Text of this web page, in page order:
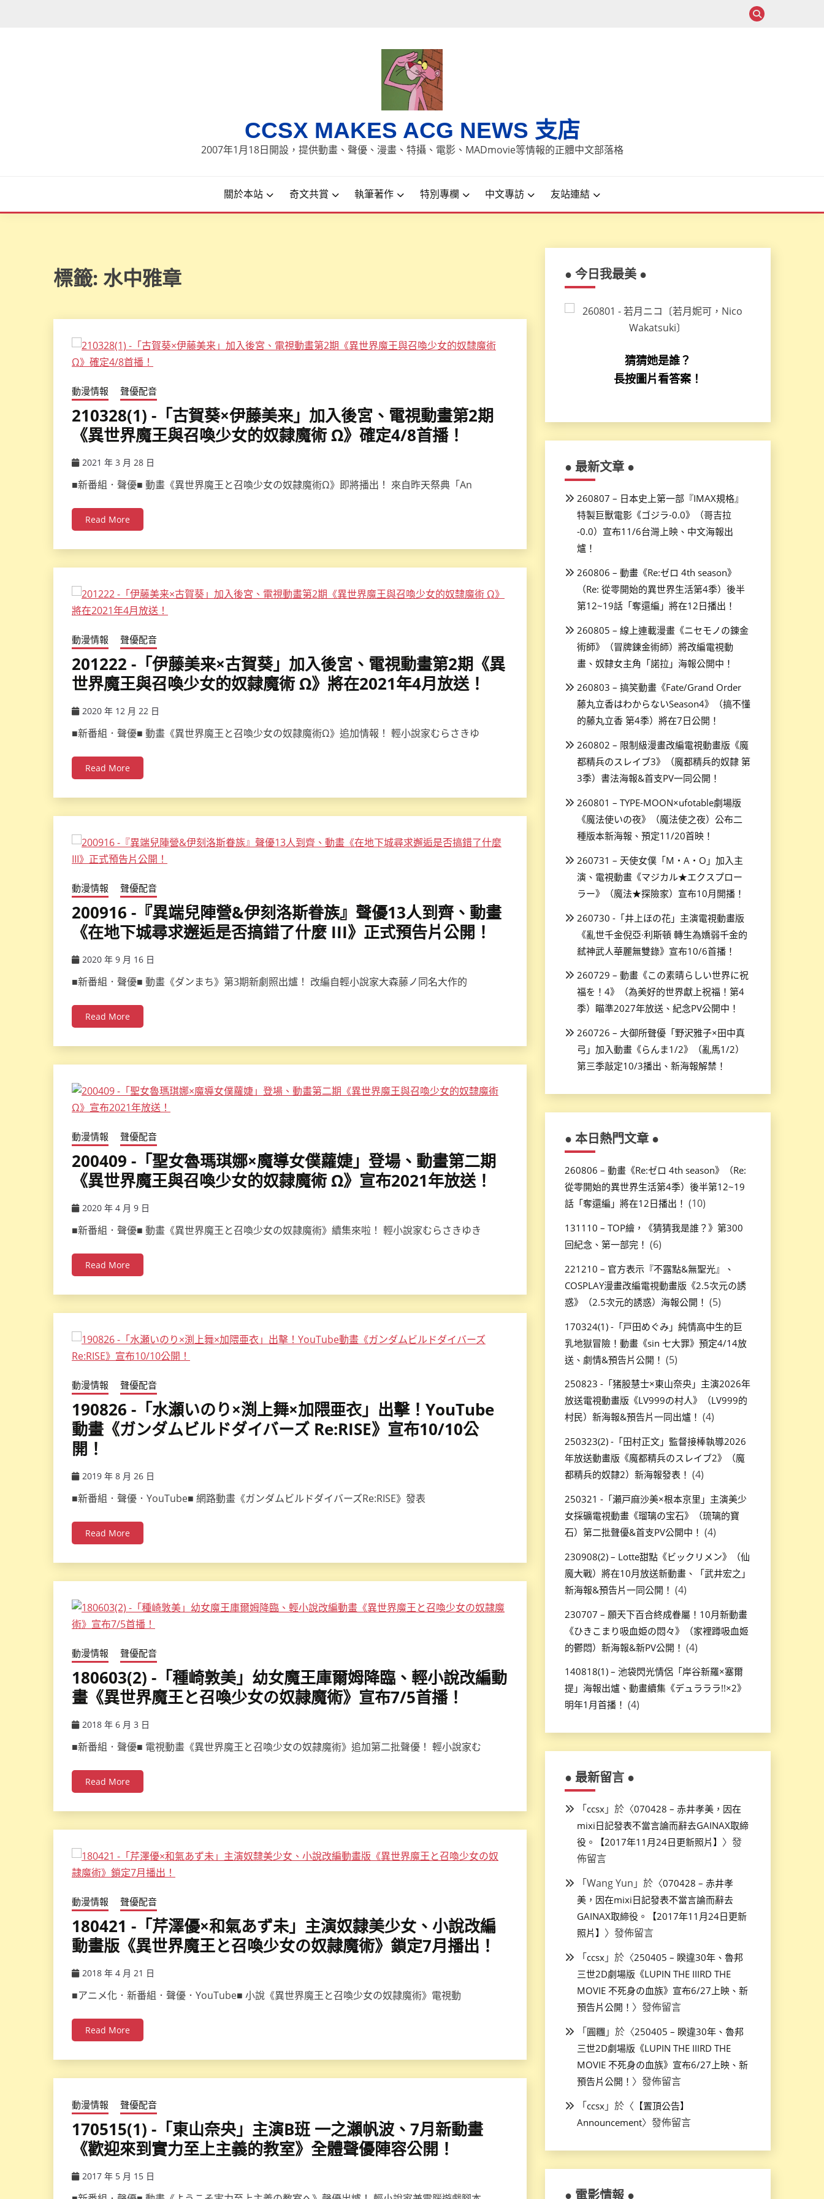
CCSX MAKES ACG NEWS 支店
2007年1月18日開設，提供動畫、聲優、漫畫、特攝、電影、MADmovie等情報的正體中文部落格
關於本站 奇文共賞 執筆著作 特別專欄 中文專訪 友站連結
標籤: 水中雅章
動漫情報 聲優配音
210328(1) -「古賀葵×伊藤美来」加入後宮、電視動畫第2期
《異世界魔王與召喚少女的奴隸魔術 Ω》確定4/8首播！
2021 年 3 月 28 日
■新番組．聲優■ 動畫《異世界魔王と召喚少女の奴隷魔術Ω》即將播出！ 來自昨天祭典「An
Read More
動漫情報 聲優配音
201222 -「伊藤美来×古賀葵」加入後宮、電視動畫第2期《異
世界魔王與召喚少女的奴隸魔術 Ω》將在2021年4月放送！
2020 年 12 月 22 日
■新番組．聲優■ 動畫《異世界魔王と召喚少女の奴隷魔術Ω》追加情報！ 輕小說家むらさきゆ
Read More
動漫情報 聲優配音
200916 -『異端兒陣營&伊刻洛斯眷族』聲優13人到齊、動畫
《在地下城尋求邂逅是否搞錯了什麼 III》正式預告片公開！
2020 年 9 月 16 日
■新番組．聲優■ 動畫《ダンまち》第3期新劇照出爐！ 改編自輕小說家大森藤ノ同名大作的
Read More
動漫情報 聲優配音
200409 -「聖女魯瑪琪娜×魔導女僕蘿婕」登場、動畫第二期
《異世界魔王與召喚少女的奴隸魔術 Ω》宣布2021年放送！
2020 年 4 月 9 日
■新番組．聲優■ 動畫《異世界魔王と召喚少女の奴隷魔術》續集來啦！ 輕小說家むらさきゆき
Read More
動漫情報 聲優配音
190826 -「水瀬いのり×渕上舞×加隈亜衣」出擊！YouTube
動畫《ガンダムビルドダイバーズ Re:RISE》宣布10/10公
開！
2019 年 8 月 26 日
■新番組．聲優．YouTube■ 網路動畫《ガンダムビルドダイバーズRe:RISE》發表
Read More
動漫情報 聲優配音
180603(2) -「種崎敦美」幼女魔王庫爾姆降臨、輕小說改編動
畫《異世界魔王と召喚少女の奴隷魔術》宣布7/5首播！
2018 年 6 月 3 日
■新番組．聲優■ 電視動畫《異世界魔王と召喚少女の奴隷魔術》追加第二批聲優！ 輕小說家む
Read More
動漫情報 聲優配音
180421 -「芹澤優×和氣あず未」主演奴隸美少女、小說改編
動畫版《異世界魔王と召喚少女の奴隷魔術》鎖定7月播出！
2018 年 4 月 21 日
■アニメ化．新番組．聲優．YouTube■ 小說《異世界魔王と召喚少女の奴隷魔術》電視動
Read More
動漫情報 聲優配音
170515(1) -「東山奈央」主演B班 一之瀨帆波、7月新動畫
《歡迎來到實力至上主義的教室》全體聲優陣容公開！
2017 年 5 月 15 日
● 今日我最美 ●
猜猜她是誰？
長按圖片看答案！
● 最新文章 ●
260807 – 日本史上第一部『IMAX規格』
特製巨獸電影《ゴジラ-0.0》（哥吉拉
-0.0）宣布11/6台灣上映、中文海報出
爐！
260806 – 動畫《Re:ゼロ 4th season》
（Re: 從零開始的異世界生活第4季）後半
第12~19話「奪還編」將在12日播出！
260805 – 線上連載漫畫《ニセモノの錬金
術師》（冒牌鍊金術師）將改編電視動
畫、奴隸女主角「諾拉」海報公開中！
260803 – 搞笑動畫《Fate/Grand Order
藤丸立香はわからないSeason4》（搞不懂
的藤丸立香 第4季）將在7日公開！
260802 – 限制級漫畫改編電視動畫版《魔
都精兵のスレイブ3》（魔都精兵的奴隸 第
3季）書法海報&首支PV一同公開！
260801 – TYPE-MOON×ufotable劇場版
《魔法使いの夜》（魔法使之夜）公布二
種版本新海報、預定11/20首映！
260731 – 天使女僕「M・A・O」加入主
演、電視動畫《マジカル★エクスプロー
ラー》（魔法★探險家）宣布10月開播！
260730 -「井上ほの花」主演電視動畫版
《亂世千金倪亞·利斯頓 轉生為嬌弱千金的
弒神武人華麗無雙錄》宣布10/6首播！
260729 – 動畫《この素晴らしい世界に祝
福を！4》（為美好的世界獻上祝福！第4
季）瞄準2027年放送、紀念PV公開中！
260726 – 大御所聲優「野沢雅子×田中真
弓」加入動畫《らんま1/2》（亂馬1/2）
第三季敲定10/3播出、新海報解禁！
● 本日熱門文章 ●
260806 – 動畫《Re:ゼロ 4th season》（Re:
從零開始的異世界生活第4季）後半第12~19
話「奪還編」將在12日播出！ (10)
131110 – TOP繪，《猜猜我是誰？》第300
回紀念、第一部完！ (6)
221210 – 官方表示『不露點&無聖光』、
COSPLAY漫畫改編電視動畫版《2.5次元の誘
惑》（2.5次元的誘惑）海報公開！ (5)
170324(1) -「戸田めぐみ」純情高中生的巨
乳地獄冒險！動畫《sin 七大罪》預定4/14放
送、劇情&預告片公開！ (5)
250823 -「猪股慧士×東山奈央」主演2026年
放送電視動畫版《LV999の村人》（LV999的
村民）新海報&預告片一同出爐！ (4)
250323(2) -「田村正文」監督接棒執導2026
年放送動畫版《魔都精兵のスレイブ2》（魔
都精兵的奴隸2）新海報發表！ (4)
250321 -「瀬戸麻沙美×根本京里」主演美少
女採礦電視動畫《瑠璃の宝石》（琉璃的寶
石）第二批聲優&首支PV公開中！ (4)
230908(2) – Lotte甜點《ビックリメン》（仙
魔大戰）將在10月放送新動畫、「武井宏之」
新海報&預告片一同公開！ (4)
230707 – 願天下百合終成眷屬！10月新動畫
《ひきこまり吸血姫の悶々》（家裡蹲吸血姬
的鬱悶）新海報&新PV公開！ (4)
140818(1) – 池袋閃光情侶「岸谷新羅×塞爾
提」海報出爐、動畫續集《デュラララ!!×2》
明年1月首播！ (4)
● 最新留言 ●
「ccsx」於〈070428 – 赤井孝美，因在
mixi日記發表不當言論而辭去GAINAX取締
役。【2017年11月24日更新照片】 〉發
佈留言
「Wang Yun 」於〈070428 – 赤井孝
美，因在mixi日記發表不當言論而辭去
GAINAX取締役。【2017年11月24日更新
照片】 〉發佈留言
「ccsx」於〈250405 – 睽違30年、魯邦
三世2D劇場版《LUPIN THE IIIRD THE
MOVIE 不死身の血族》宣布6/27上映、新
預告片公開！ 〉發佈留言
「圓糰」於〈250405 – 睽違30年、魯邦
三世2D劇場版《LUPIN THE IIIRD THE
MOVIE 不死身の血族》宣布6/27上映、新
預告片公開！ 〉發佈留言
「ccsx」於〈 【置頂公告】
Announcement〉發佈留言
● 電影情報 ●